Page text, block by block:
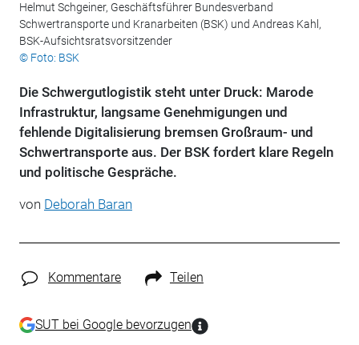
Helmut Schgeiner, Geschäftsführer Bundesverband
Schwertransporte und Kranarbeiten (BSK) und Andreas Kahl,
BSK-Aufsichtsratsvorsitzender
© Foto: BSK
Die Schwergutlogistik steht unter Druck: Marode
Infrastruktur, langsame Genehmigungen und
fehlende Digitalisierung bremsen Großraum- und
Schwertransporte aus. Der BSK fordert klare Regeln
und politische Gespräche.
von Deborah Baran
Kommentare Teilen
SUT bei Google bevorzugen